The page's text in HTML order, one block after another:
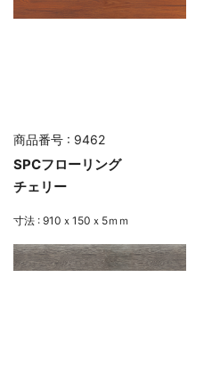
商品番号 : 9462
SPCフローリング
チェリー
寸法 : 910ｘ150ｘ5ｍｍ